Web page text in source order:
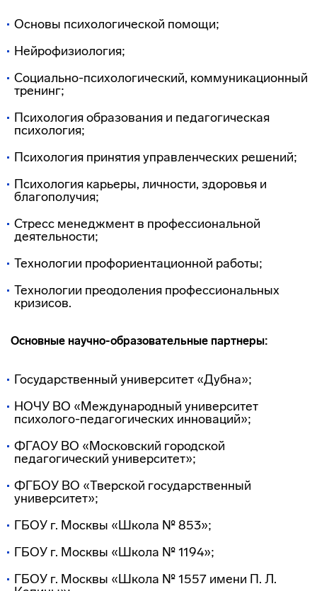
Основы психологической помощи;
Нейрофизиология;
Социально-психологический, коммуникационный
тренинг;
Психология образования и педагогическая
психология;
Психология принятия управленческих решений;
Психология карьеры, личности, здоровья и
благополучия;
Стресс менеджмент в профессиональной
деятельности;
Технологии профориентационной работы;
Технологии преодоления профессиональных
кризисов.
Основные научно-образовательные партнеры:
Государственный университет «Дубна»;
НОЧУ ВО «Международный университет
психолого-педагогических инноваций»;
ФГАОУ ВО «Московский городской
педагогический университет»;
ФГБОУ ВО «Тверской государственный
университет»;
ГБОУ г. Москвы «Школа № 853»;
ГБОУ г. Москвы «Школа № 1194»;
ГБОУ г. Москвы «Школа № 1557 имени П. Л.